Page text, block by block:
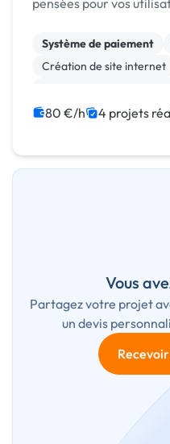
pensées pour vos
Système de paiement
Création de site internet
Gestion site web
Modules et composants
80 €/h 4 projets
Vous
Partagez votre projet
un devis